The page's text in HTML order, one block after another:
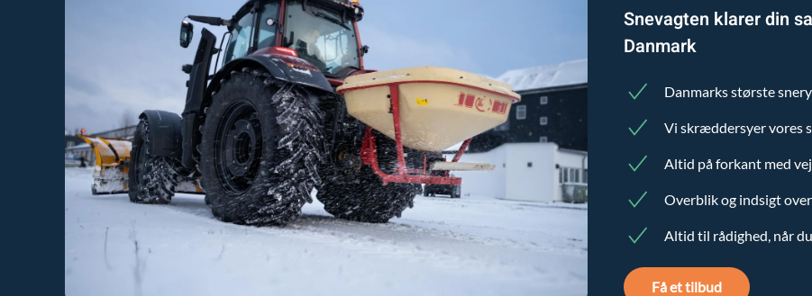
Snevagten klarer din
Danmark
Danmarks største
Vi skræddersyer vores
Altid på forkant med
Overblik og indsigt
Altid til rådighed, når
Få et tilbud